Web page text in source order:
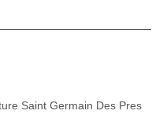
Saint Germain Des Pres